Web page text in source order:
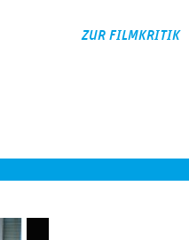
ZUR FILMKRITIK